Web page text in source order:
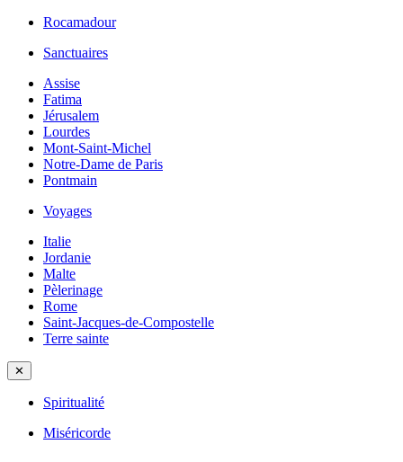
Rocamadour
Sanctuaires
Assise
Fatima
Jérusalem
Lourdes
Mont-Saint-Michel
Notre-Dame de Paris
Pontmain
Voyages
Italie
Jordanie
Malte
Pèlerinage
Rome
Saint-Jacques-de-Compostelle
Terre sainte
✕
Spiritualité
Miséricorde